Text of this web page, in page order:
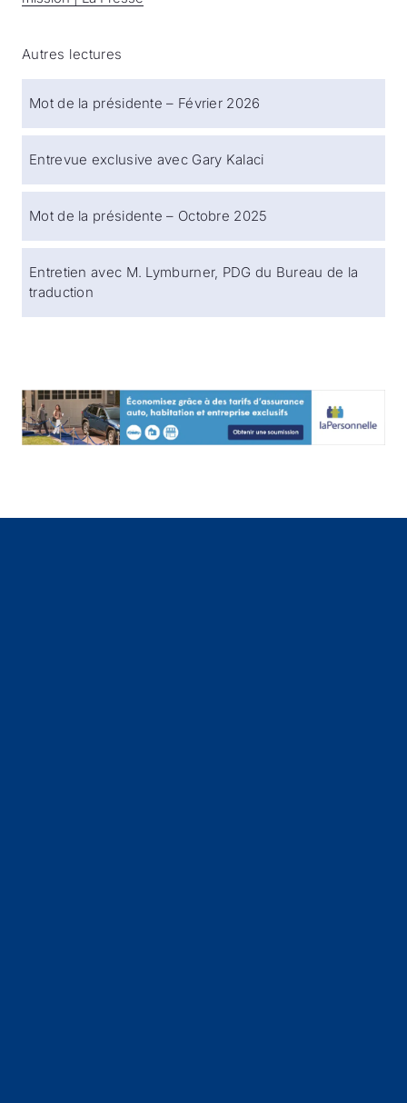
Autres lectures
Mot de la présidente – Février 2026
Entrevue exclusive avec Gary Kalaci
Mot de la présidente – Octobre 2025
Entretien avec M. Lymburner, PDG du Bureau de la
traduction